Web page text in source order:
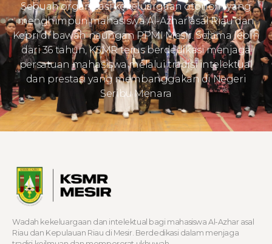
Sebuah organisasi kekeluargaan otonom yang
menghimpun mahasiswa Al-Azhar asal Riau dan
Kepri di bawah naungan PPMI Mesir. Selama lebih
dari 36 tahun, KSMR terus berdedikasi menjaga
persatuan mahasiswa melalui tradisi intelektual
dan prestasi yang membanggakan di Negeri
Seribu Menara
Wadah kekeluargaan dan intelektual bagi mahasiswa Al-Azhar asal
Riau dan Kepulauan Riau di Mesir. Berdedikasi dalam menjaga